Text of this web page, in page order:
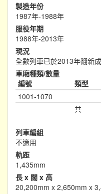
製造年份
1987年-1988年
服役年期
1988年-2013年
現況
全數列車已於2013年翻新成
車廂種類/數量
編號
類型
1001-1070
共
列車編組
不適用
軌距
1,435mm
長 x 闊 x 高
20,200mm x 2,650mm x